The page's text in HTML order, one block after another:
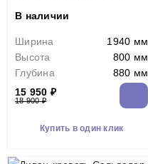
В наличии
Ширина
1940 мм
Высота
800 мм
Глубина
880 мм
15 950 ₽
18 900 ₽
Купить в один клик